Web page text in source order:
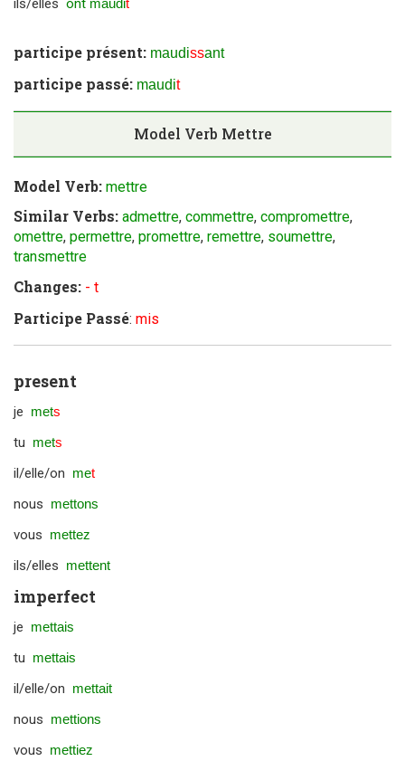
ils/elles ont maudit
participe présent: maudissant
participe passé: maudit
Model Verb Mettre
Model Verb: mettre
Similar Verbs: admettre, commettre, compromettre,
omettre, permettre, promettre, remettre, soumettre,
transmettre
Changes: - t
Participe Passé: mis
present
je mets
tu mets
il/elle/on met
nous mettons
vous mettez
ils/elles mettent
imperfect
je mettais
tu mettais
il/elle/on mettait
nous mettions
vous mettiez